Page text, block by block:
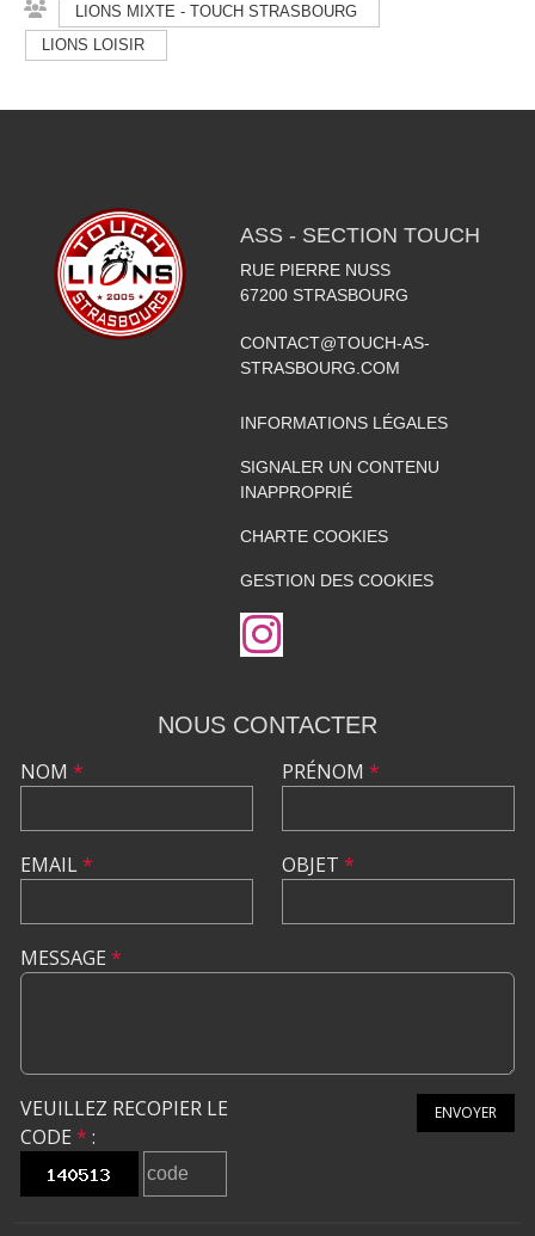
LIONS MIXTE - TOUCH STRASBOURG
LIONS LOISIR
ASS - SECTION TOUCH
RUE PIERRE NUSS
67200 STRASBOURG
CONTACT@TOUCH-AS-
STRASBOURG.COM
INFORMATIONS LÉGALES
SIGNALER UN CONTENU
INAPPROPRIÉ
CHARTE COOKIES
GESTION DES COOKIES
NOUS CONTACTER
NOM *
EMAIL*
PRÉNOM *
OBJET *
MESSAGE *
VEUILLEZ RECOPIER LE
CODE * :
ENVOYER